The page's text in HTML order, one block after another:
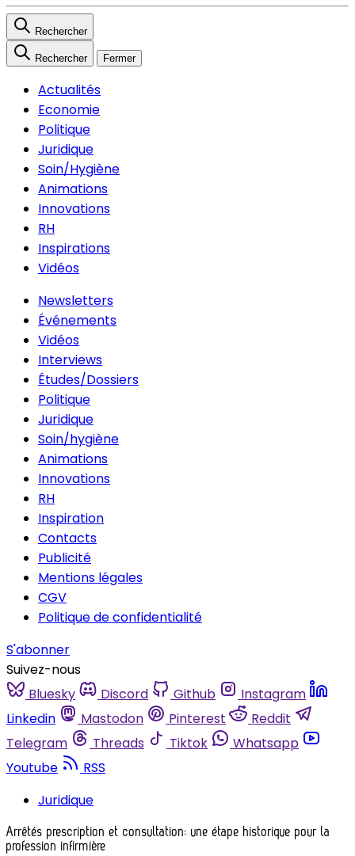
Rechercher
Rechercher Fermer
Actualités
Economie
Politique
Juridique
Soin/Hygiène
Animations
Innovations
RH
Inspirations
Vidéos
Newsletters
Événements
Vidéos
Interviews
Études/Dossiers
Politique
Juridique
Soin/hygiène
Animations
Innovations
RH
Inspiration
Contacts
Publicité
Mentions légales
CGV
Politique de confidentialité
S'abonner
Suivez-nous
Bluesky
Discord Github
Instagram
Linkedin
Mastodon Pinterest
Reddit
Telegram
Threads Tiktok
Whatsapp
Youtube
RSS
Juridique
Arrêtés prescription et consultation: une étape historique pour la
profession infirmière